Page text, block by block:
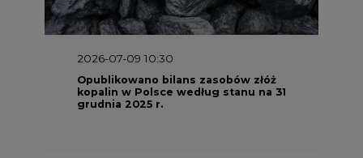
2026-07-09 10:30
Opublikowano bilans zasobów złóż
kopalin w Polsce według stanu na 31
grudnia 2025 r.